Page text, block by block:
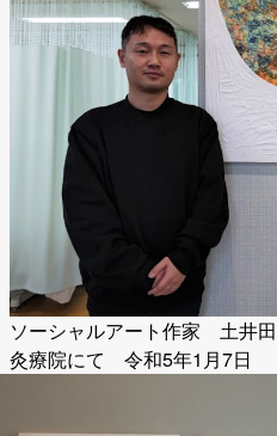
ソーシャルアート作家 土井
灸療院にて 令和5年1月7日